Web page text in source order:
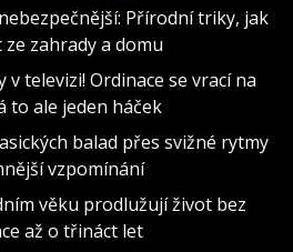
Přírodní triky, jak
ze zahrady a domu
televizi! Ordinace se vrací na
to ale jeden háček
balad přes svižné rytmy
vzpomínání
věku prodlužují život bez
až o třináct let